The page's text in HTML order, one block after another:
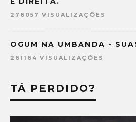
276057 VISUALIZAÇÕES
OGUM NA UMBANDA -
261164 VISUALIZAÇÕES
TÁ PERDIDO?